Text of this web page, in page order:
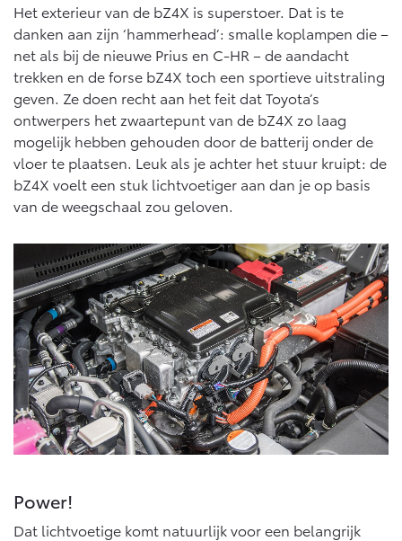
Proace Max (excl. BTW)
ELEKTRISCH
Vanaf € 46.301,-
Hilux (excl. BTW)
OOK ALS BATTERIJ-
ELEKTRISCH
Vanaf € 56.570,-
Land Cruiser (excl. BTW)
Vanaf € 89.986,-
Het exterieur van de bZ4X is superstoer. Dat is te
danken aan zijn ‘hammerhead’: smalle koplampen die –
net als bij de nieuwe Prius en C-HR – de aandacht
trekken en de forse bZ4X toch een sportieve uitstraling
geven. Ze doen recht aan het feit dat Toyota’s
ontwerpers het zwaartepunt van de bZ4X zo laag
mogelijk hebben gehouden door de batterij onder de
vloer te plaatsen. Leuk als je achter het stuur kruipt: de
bZ4X voelt een stuk lichtvoetiger aan dan je op basis
van de weegschaal zou geloven.
Power!
Dat lichtvoetige komt natuurlijk voor een belangrijk